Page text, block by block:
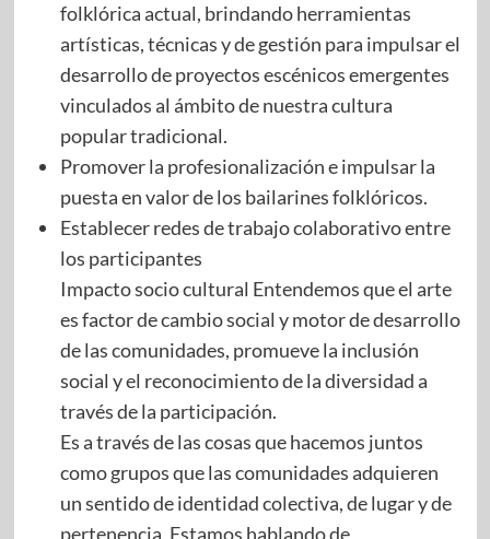
folklórica actual, brindando herramientas
artísticas, técnicas y de gestión para impulsar el
desarrollo de proyectos escénicos emergentes
vinculados al ámbito de nuestra cultura
popular tradicional.
Promover la profesionalización e impulsar la
puesta en valor de los bailarines folklóricos.
Establecer redes de trabajo colaborativo entre
los participantes
Impacto socio cultural Entendemos que el arte
es factor de cambio social y motor de desarrollo
de las comunidades, promueve la inclusión
social y el reconocimiento de la diversidad a
través de la participación.
Es a través de las cosas que hacemos juntos
como grupos que las comunidades adquieren
un sentido de identidad colectiva, de lugar y de
pertenencia. Estamos hablando de